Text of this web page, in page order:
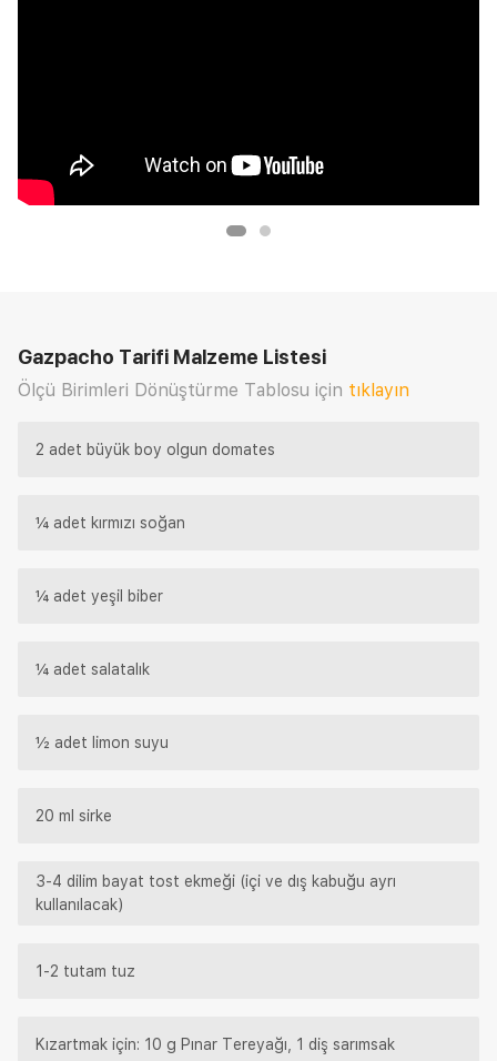
Gazpacho Tarifi Malzeme Listesi
Ölçü Birimleri Dönüştürme Tablosu için tıklayın
2 adet büyük boy olgun domates
¼ adet kırmızı soğan
¼ adet yeşil biber
¼ adet salatalık
½ adet limon suyu
20 ml sirke
3-4 dilim bayat tost ekmeği (içi ve dış kabuğu ayrı
kullanılacak)
1-2 tutam tuz
Kızartmak için: 10 g Pınar Tereyağı, 1 diş sarımsak